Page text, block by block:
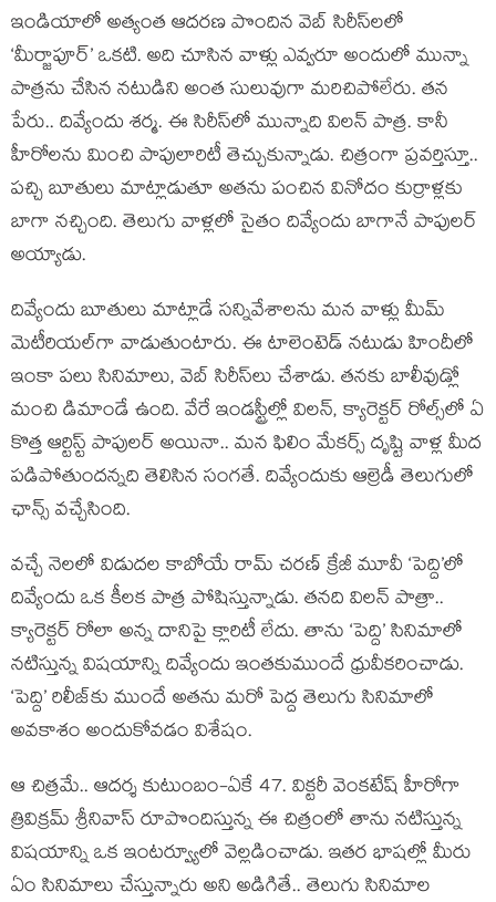
ఇండియాలో అత్యంత ఆదరణ పొందిన వెబ్ సిరీస్‌లలో
‘మీర్జాపూర్’ ఒకటి. అది చూసిన వాళ్లు ఎవ్వరూ అందులో మున్నా
పాత్రను చేసిన నటుడిని అంత సులువుగా మరిచిపోలేరు. తన
పేరు.. దివ్యేందు శర్మ. ఈ సిరీస్‌లో మున్నాది విలన్ పాత్ర. కానీ
హీరోలను మించి పాపులారిటీ తెచ్చుకున్నాడు. చిత్రంగా ప్రవర్తిస్తూ..
పచ్చి బూతులు మాట్లాడుతూ అతను పంచిన వినోదం కుర్రాళ్లకు
బాగా నచ్చింది. తెలుగు వాళ్లలో సైతం దివ్యేందు బాగానే పాపులర్
అయ్యాడు.
దివ్యేందు బూతులు మాట్లాడే సన్నివేశాలను మన వాళ్లు మీమ్
మెటీరియల్‌గా వాడుతుంటారు. ఈ టాలెంటెడ్ నటుడు హిందీలో
ఇంకా పలు సినిమాలు, వెబ్ సిరీస్‌లు చేశాడు. తనకు బాలీవుడ్లో
మంచి డిమాండే ఉంది. వేరే ఇండస్ట్రీల్లో విలన్, క్యారెక్టర్ రోల్స్‌లో ఏ
కొత్త ఆర్టిస్ట్ పాపులర్ అయినా.. మన ఫిలిం మేకర్స్ దృష్టి వాళ్ల మీద
పడిపోతుందన్నది తెలిసిన సంగతే. దివ్యేందుకు ఆల్రెడీ తెలుగులో
ఛాన్స్ వచ్చేసింది.
వచ్చే నెలలో విడుదల కాబోయే రామ్ చరణ్ క్రేజీ మూవీ ‘పెద్ది’లో
దివ్యేందు ఒక కీలక పాత్ర పోషిస్తున్నాడు. తనది విలన్ పాత్రా..
క్యారెక్టర్ రోలా అన్న దానిపై క్లారిటీ లేదు. తాను ‘పెద్ది’ సినిమాలో
నటిస్తున్న విషయాన్ని దివ్యేందు ఇంతకుముందే ధ్రువీకరించాడు.
‘పెద్ది’ రిలీజ్‌కు ముందే అతను మరో పెద్ద తెలుగు సినిమాలో
అవకాశం అందుకోవడం విశేషం.
ఆ చిత్రమే.. ఆదర్శ కుటుంబం-ఏకే 47. విక్టరీ వెంకటేష్ హీరోగా
త్రివిక్రమ్ శ్రీనివాస్ రూపొందిస్తున్న ఈ చిత్రంలో తాను నటిస్తున్న
విషయాన్ని ఒక ఇంటర్వ్యూలో వెల్లడించాడు. ఇతర భాషల్లో మీరు
ఏం సినిమాలు చేస్తున్నారు అని అడిగితే.. తెలుగు సినిమాల